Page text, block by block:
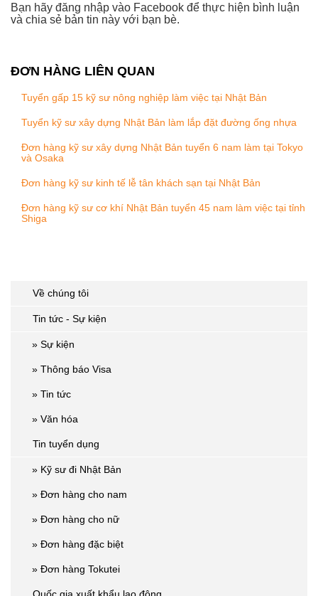
Bạn hãy đăng nhập vào Facebook để thực hiện bình luận
và chia sẻ bản tin này với bạn bè.
ĐƠN HÀNG LIÊN QUAN
Tuyển gấp 15 kỹ sư nông nghiệp làm việc tại Nhật Bản
Tuyển kỹ sư xây dựng Nhật Bản làm lắp đặt đường ống nhựa
Đơn hàng kỹ sư xây dựng Nhật Bản tuyển 6 nam làm tại Tokyo
và Osaka
Đơn hàng kỹ sư kinh tế lễ tân khách sạn tại Nhật Bản
Đơn hàng kỹ sư cơ khí Nhật Bản tuyển 45 nam làm việc tại tỉnh
Shiga
Về chúng tôi
Tin tức - Sự kiện
» Sự kiện
» Thông báo Visa
» Tin tức
» Văn hóa
Tin tuyển dụng
» Kỹ sư đi Nhật Bản
» Đơn hàng cho nam
» Đơn hàng cho nữ
» Đơn hàng đặc biệt
» Đơn hàng Tokutei
Quốc gia xuất khẩu lao động